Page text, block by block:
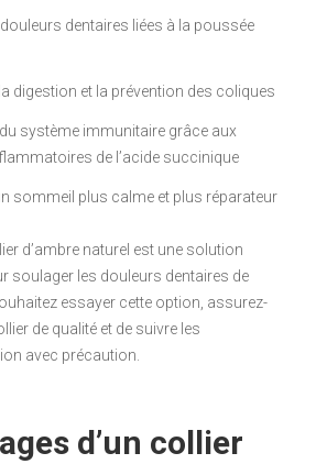
douleurs dentaires liées à la poussée
digestion et la prévention des coliques
du système immunitaire grâce aux
de l’acide succinique
sommeil plus calme et plus réparateur
d’ambre naturel est une solution
soulager les douleurs dentaires de
essayer cette option, assurez-
de qualité et de suivre les
avec précaution.
d’un collier